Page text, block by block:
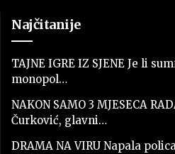
Najčitanije
TAJNE IGRE IZ SJENE Je li
monopol…
NAKON SAMO 3 MJESECA
Čurković, glavni…
DRAMA NA VIRU Napala